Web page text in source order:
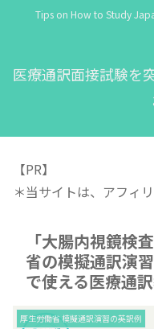
Tips on How to Study
医療通訳面接試験を
【PR】
＊当サイトは、アフィ
「大腸内視鏡検
省の模擬通訳演
で使える医療通
厚生労働省 模擬通訳演習の英訳例